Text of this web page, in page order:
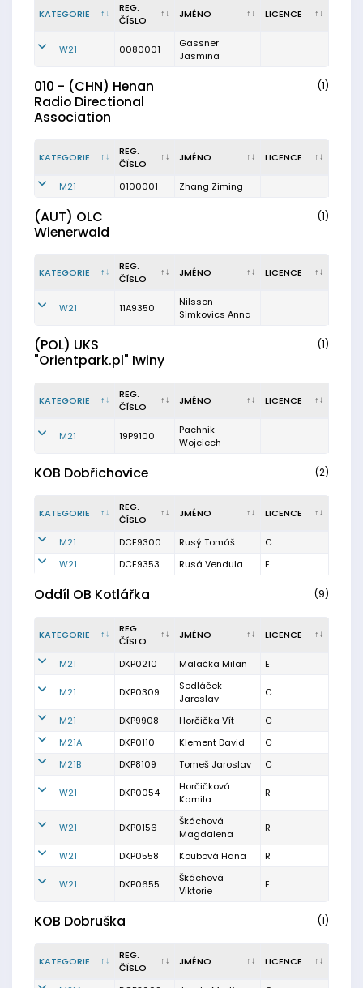
KATEGORIE
REG.
ČÍSLO
JMÉNO LICENCE
W21 0080001
Gassner
Jasmina
010 - (CHN) Henan
Radio Directional
Association
(1)
KATEGORIE
REG.
ČÍSLO
JMÉNO LICENCE
M21 0100001 Zhang Ziming
(AUT) OLC
Wienerwald
(1)
KATEGORIE
REG.
ČÍSLO
JMÉNO LICENCE
W21 11A9350
Nilsson
Simkovics Anna
(POL) UKS
"Orientpark.pl" Iwiny
(1)
KATEGORIE
REG.
ČÍSLO
JMÉNO LICENCE
M21 19P9100
Pachnik
Wojciech
KOB Dobřichovice (2)
KATEGORIE
REG.
ČÍSLO
JMÉNO LICENCE
M21 DCE9300 Rusý Tomáš
C
W21
DCE9353 Rusá Vendula E
Oddíl OB Kotlářka (9)
KATEGORIE
REG.
ČÍSLO
JMÉNO LICENCE
M21 DKP0210 Malačka Milan E
M21 DKP0309
Sedláček
Jaroslav
C
M21 DKP9908 Horčička Vít
C
M21A
DKP0110 Klement David
C
M21B
DKP8109 Tomeš Jaroslav C
W21 DKP0054
Horčičková
Kamila
R
W21 DKP0156
Škáchová
Magdalena
R
W21 DKP0558 Koubová Hana R
W21 DKP0655
Škáchová
Viktorie
E
KOB Dobruška (1)
KATEGORIE
REG.
ČÍSLO
JMÉNO LICENCE